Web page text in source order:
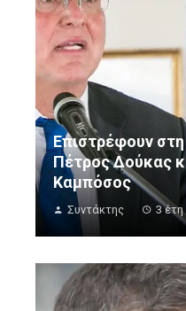
Επιστρέφουν
Πέτρος Δούκας
Καμπόσος
Συντάκτης 3